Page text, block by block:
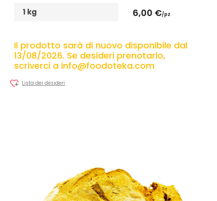
1 kg 6,00 €/pz
Il prodotto sarà di nuovo disponibile dal
13/08/2026. Se desideri prenotarlo,
scriverci a info@foodoteka.com
Lista dei desideri